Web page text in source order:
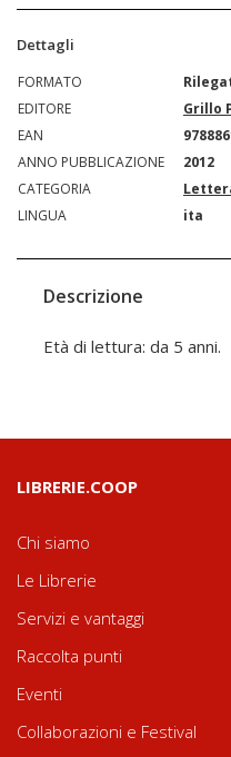
Dettagli
FORMATO
EDITORE
Grillo
EAN
ANNO PUBBLICAZIONE
2012
CATEGORIA
LINGUA
ita
Descrizione
Età di lettura: da 5 anni.
LIBRERIE.COOP
Chi siamo
Le Librerie
Servizi e vantaggi
Raccolta punti
Eventi
Collaborazioni e Festival